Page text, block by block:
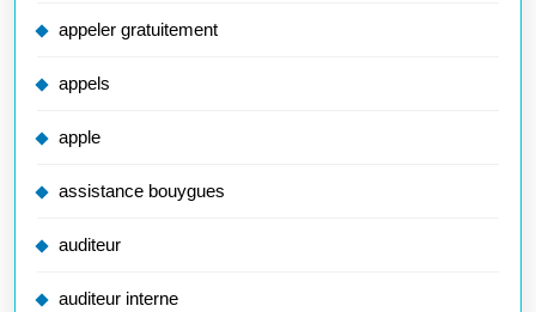
appeler gratuitement
appels
apple
assistance bouygues
auditeur
auditeur interne